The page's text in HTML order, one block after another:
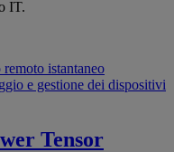
IT.
remoto istantaneo
e gestione dei dispositivi
Tensor